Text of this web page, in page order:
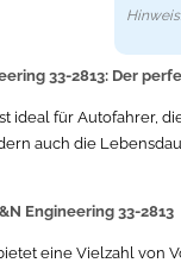
33-2813: Der
ideal für Autofahrer,
auch die
Engineering 33-2813
eine Vielzahl von